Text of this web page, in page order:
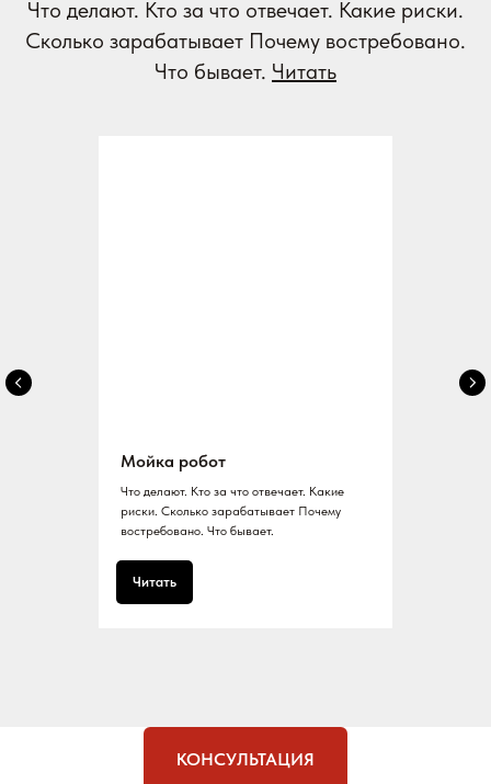
Что делают. Кто за что отвечает. Какие риски.
Сколько зарабатывает Почему востребовано.
Что бывает. Читать
Мойка робот
Что делают. Кто за что отвечает. Какие
риски. Сколько зарабатывает Почему
востребовано. Что бывает.
Читать
КОНСУЛЬТАЦИЯ